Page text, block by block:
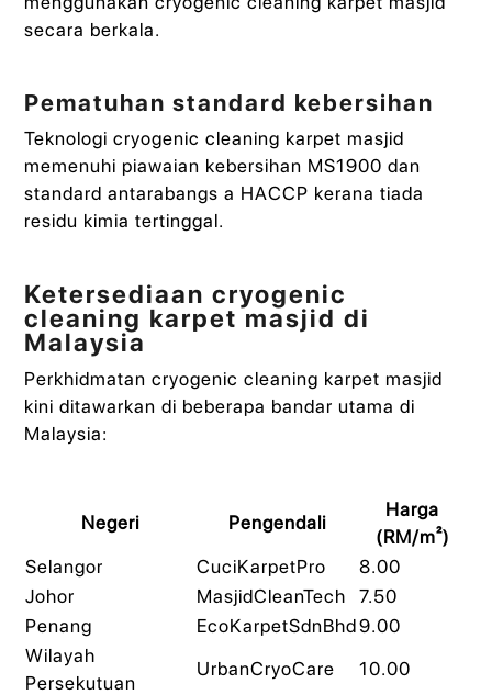
secara berkala.
Pematuhan standard kebersihan
Teknologi cryogenic cleaning karpet masjid
memenuhi piawaian kebersihan MS1900 dan
standard antarabangs a HACCP kerana tiada
residu kimia tertinggal.
Ketersediaan cryogenic
cleaning karpet masjid di
Malaysia
Perkhidmatan cryogenic cleaning karpet masjid
kini ditawarkan di beberapa bandar utama di
Malaysia:
Negeri Pengendali
Harga
(RM/m²)
Selangor
CuciKarpetPro
8.00
Johor
MasjidCleanTech
7.50
Penang
EcoKarpetSdnBhd9.00
Wilayah
Persekutuan
UrbanCryoCare
10.00